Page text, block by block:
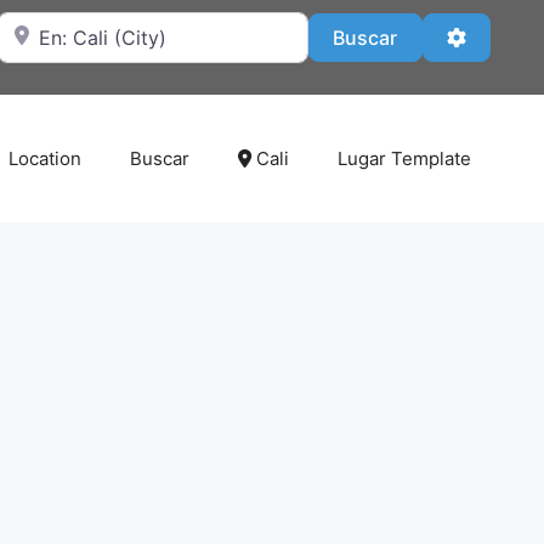
de BuscarBuscar
Location Buscar Cali Lugar Template